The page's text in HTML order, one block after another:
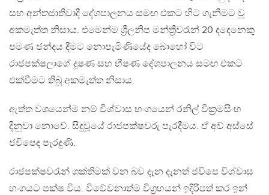
සහ අන්තජාතිවාදී දේශපාලනය සමඟ එකට හිට ගැනීමට වූ
අකමැත්ත නිසාය. එමෙන්ම ශ්‍රීලනිප මන්ත්‍රීවරැන් 20 දදෙනෙකු
පමණ ජන්දය දීමට නොපැමිණියේද බොහෝ විට
රාජපක්ෂලාගේ දූෂණ සහ භීෂණ දේශපාලනය සමඟ එකට
එක්වීමට තිබූ අකමැත්ත නිසාය.
ඇත්ත වශයෙන්ම නම් විශ්වාස භංගයෙන් රනිල් වික්‍රමසිංහ
දිනුවා නොවේ. සිදුවූයේ රාජපක්ෂවරු පැරදීමය. ඒ අව් අස්සේ
ජවිපෙද පැරදුණි.
රාජපක්ෂවරැන් ශක්තිමක් වන බව දැන දැනත් ජවිපෙ විශ්වාස
භංගයට පක්ෂ විය. විවේචනාත්ම විග්‍රහයන් ඉදිරිපත් කර ඉන්